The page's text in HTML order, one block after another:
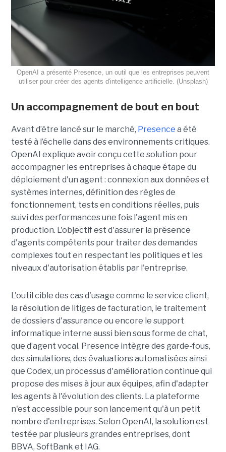
OpenAI a présenté Presence, un outil que les entreprises peuvent
utiliser pour créer des agents d'intelligence artificielle. (Unsplash)
Un accompagnement de bout en bout
Avant d’être lancé sur le marché, Presence a été
testé à l’échelle dans des environnements critiques.
OpenAI explique avoir conçu cette solution pour
accompagner les entreprises à chaque étape du
déploiement d'un agent : connexion aux données et
systèmes internes, définition des règles de
fonctionnement, tests en conditions réelles, puis
suivi des performances une fois l'agent mis en
production. L'objectif est d'assurer la présence
d'agents compétents pour traiter des demandes
complexes tout en respectant les politiques et les
niveaux d'autorisation établis par l'entreprise.
L'outil cible des cas d'usage comme le service client,
la résolution de litiges de facturation, le traitement
de dossiers d'assurance ou encore le support
informatique interne aussi bien sous forme de chat,
que d’agent vocal. Presence intègre des garde-fous,
des simulations, des évaluations automatisées ainsi
que Codex, un processus d'amélioration continue qui
propose des mises à jour aux équipes, afin d'adapter
les agents à l'évolution des clients. La plateforme
n'est accessible pour son lancement qu'à un petit
nombre d'entreprises. Selon OpenAI, la solution est
testée par plusieurs grandes entreprises, dont
BBVA, SoftBank et IAG.